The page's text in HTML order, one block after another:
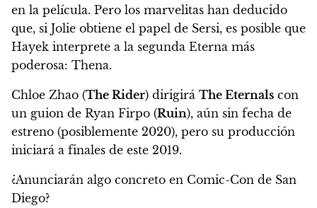
en la película. Pero los marvelitas han deducido
que, si Jolie obtiene el papel de Sersi, es posible que
Hayek interprete a la segunda Eterna más
poderosa: Thena.
Chloe Zhao (The Rider) dirigirá The Eternals con
un guion de Ryan Firpo (Ruin), aún sin fecha de
estreno (posiblemente 2020), pero su producción
iniciará a finales de este 2019.
¿Anunciarán algo concreto en Comic-Con de San
Diego?